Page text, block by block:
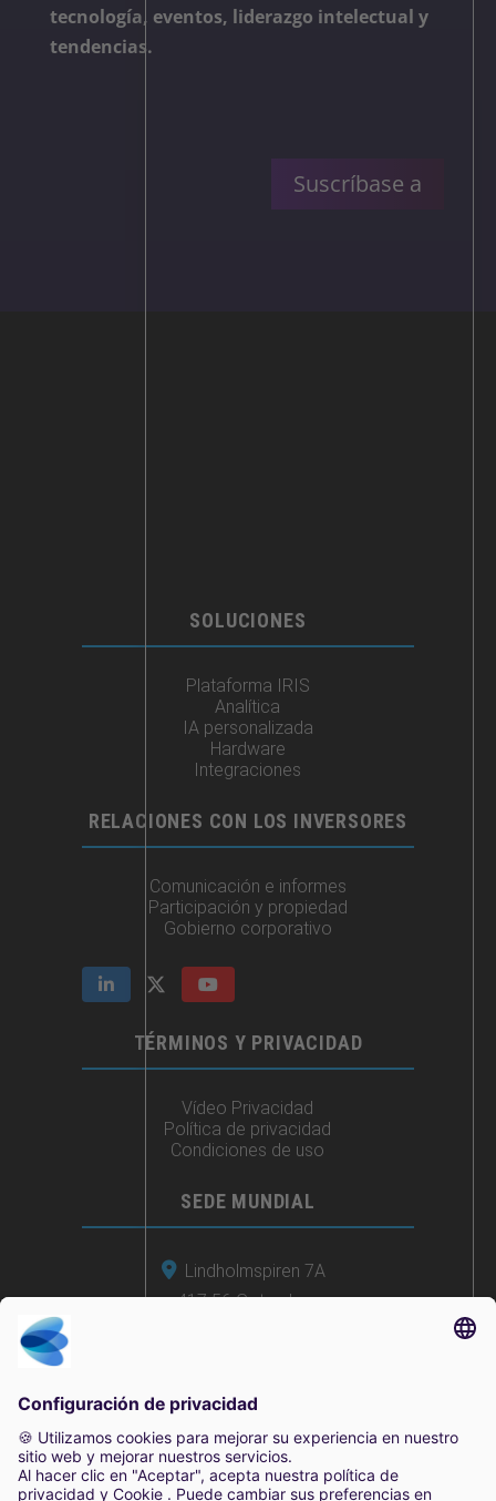
tecnología, eventos, liderazgo intelectual y
tendencias.
Suscríbase a
SOLUCIONES
Plataforma IRIS
Analítica
IA personalizada
Hardware
Integraciones​
RELACIONES CON LOS INVERSORES
Comunicación e informes
Participación y propiedad
Gobierno corporativo
TÉRMINOS Y PRIVACIDAD
Vídeo Privacidad
Política de privacidad
Condiciones de uso
SEDE MUNDIAL
Lindholmspiren 7A
417 56 Gotemburgo
2025 Irisity AB. Todos los derechos reservados.